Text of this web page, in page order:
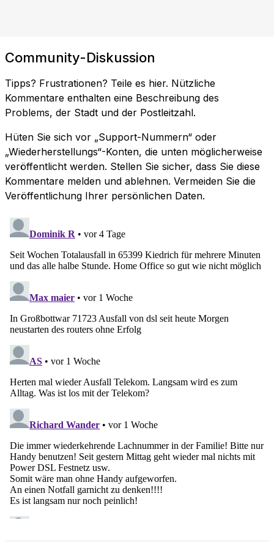
Community-Diskussion
Tipps? Frustrationen? Teile es hier. Nützliche
Kommentare enthalten eine Beschreibung des
Problems, der Stadt und der Postleitzahl.
Hüten Sie sich vor „Support-Nummern“ oder
„Wiederherstellungs“-Konten, die unten möglicherweise
veröffentlicht werden. Stellen Sie sicher, dass Sie diese
Kommentare melden und ablehnen. Vermeiden Sie die
Veröffentlichung Ihrer persönlichen Daten.